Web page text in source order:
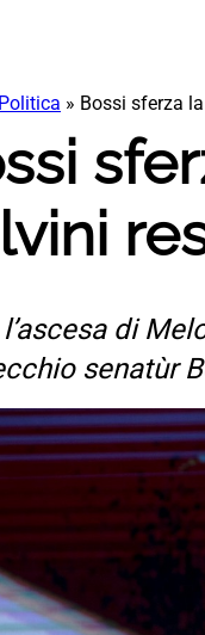
Politica » Bossi sferza
di
senatùr